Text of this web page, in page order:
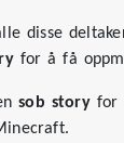
disse
for å få
sob storyfor